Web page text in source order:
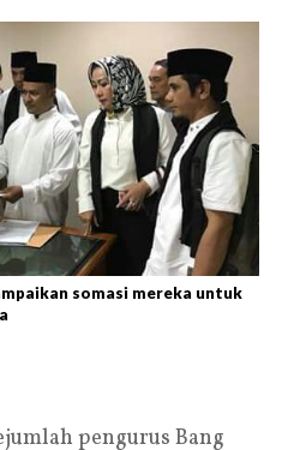
somasi mereka untuk
pengurus Bang